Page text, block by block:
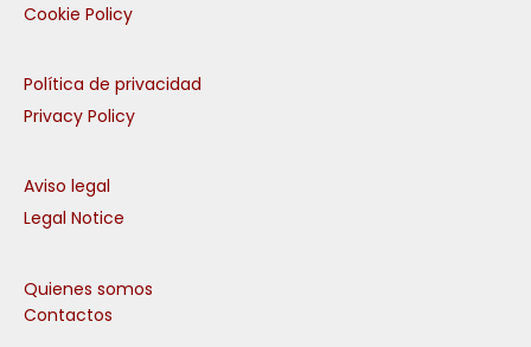
Cookie Policy
Política de privacidad
Privacy Policy
Aviso legal
Legal Notice
Quienes somos
Contactos